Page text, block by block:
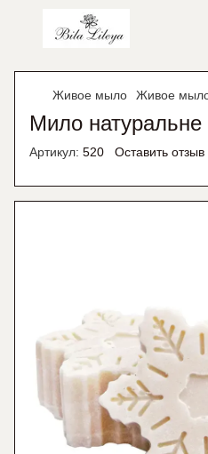
Живое мыло Живое
Мило натуральне
Артикул: 520 Оставить отзыв